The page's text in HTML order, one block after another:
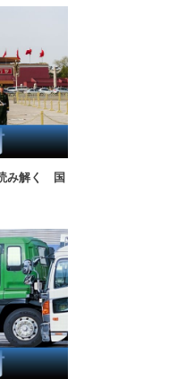
み解く 国